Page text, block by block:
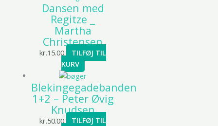
Dansen med
Regitze _
Martha
Christensen
kr.15.00
TILFØJ TIL
KURV
Blekingegadebanden
1+2 – Peter Øvig
Knudsen
kr.50.00
TILFØJ TIL